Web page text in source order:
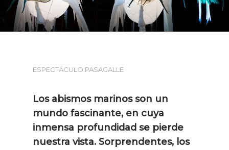
ESPECTÁCULO PASACALLE
Los abismos marinos son un
mundo fascinante, en cuya
inmensa profundidad se pierde
nuestra vista. Sorprendentes, los